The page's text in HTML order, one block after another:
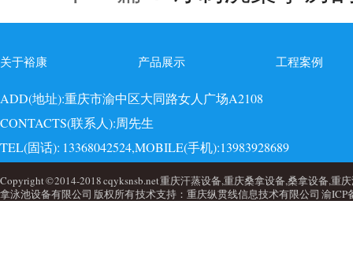
关于裕康 产品展示 工程案例
ADD(地址):重庆市渝中区大同路女人广场A2108
CONTACTS(联系人):周先生
TEL(固话): 13368042524,MOBILE(手机):13983928689
Copyright © 2014-2018 cqyksnsb.net 重庆汗蒸设备,重庆桑拿设备,桑拿设备,重
拿泳池设备有限公司 版权所有 技术支持：重庆纵贯线信息技术有限公司 渝ICP